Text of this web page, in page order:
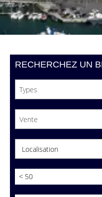
RECHERCHEZ UN
Types
Vente
Localisation
< 50